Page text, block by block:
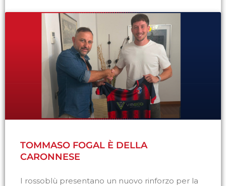
TOMMASO FOGAL È DELLA
CARONNESE
I rossoblù presentano un nuovo rinforzo per la